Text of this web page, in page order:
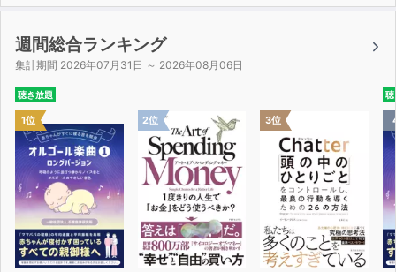
週間総合ランキング
集計期間 2026年07月31日 ～ 2026年08月06日
聴き放題
1位 2位 3位
聴